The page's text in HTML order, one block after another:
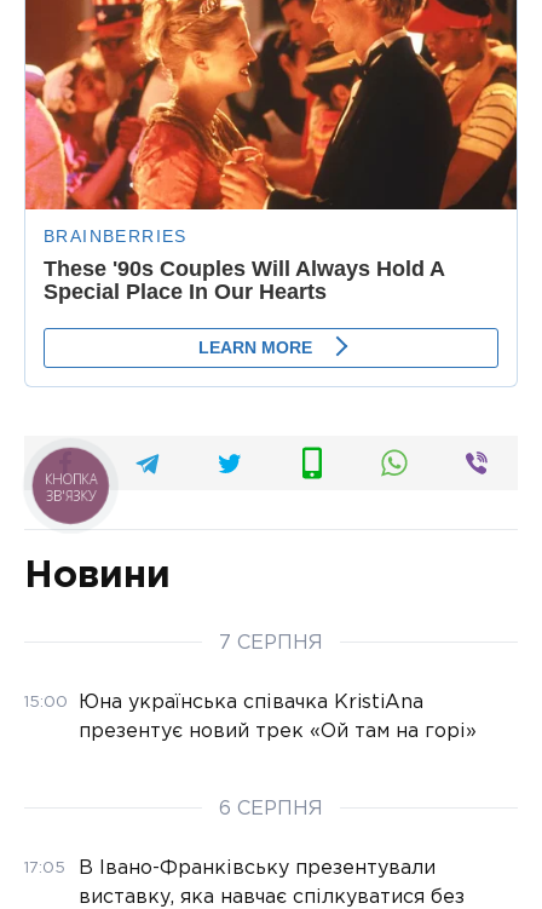
Новини
7 СЕРПНЯ
15:00
Юна українська співачка KristiAna
презентує новий трек «Ой там на горі»
6 СЕРПНЯ
17:05
В Івано-Франківську презентували
виставку, яка навчає спілкуватися без
КНОПКА
ЗВ'ЯЗКУ